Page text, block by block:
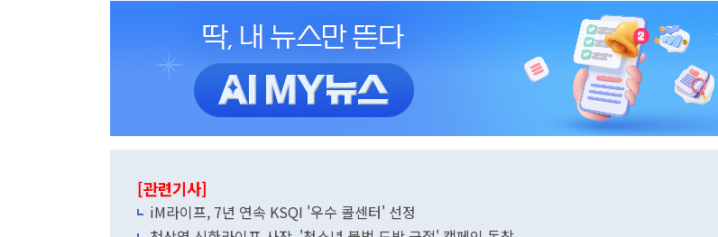
[관련기사]
iM라이프, 7년 연속 KSQI '우수 콜센터' 선정